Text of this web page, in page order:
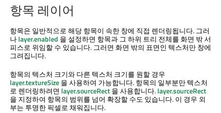
항목 레이어
항목은 일반적으로 해당 항목이 속한 창에 직접 렌더링됩니다. 그러
나layer.enabled 을 설정하면 항목과 그 하위 트리 전체를 화면 밖 서
피스로 위임할 수 있습니다. 그러면 화면 밖의 표면인 텍스처만 창에
그려집니다.
항목의 텍스처 크기와 다른 텍스처 크기를 원할 경우
layer.textureSize을 사용하여 가능합니다. 항목의 일부분만 텍스처
로 렌더링하려면 layer.sourceRect을 사용합니다.layer.sourceRect
을 지정하여 항목의 범위를 넘어 확장할 수도 있습니다. 이 경우 외
부는 투명한 픽셀로 채워집니다.